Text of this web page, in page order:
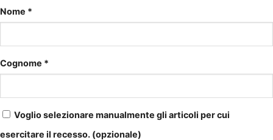
Nome *
Cognome *
Voglio selezionare manualmente gli articoli per cui
esercitare il recesso. (opzionale)